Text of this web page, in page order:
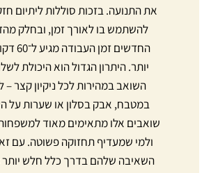
את התנועה. בזכות סוללות ליתיום
להשתמש בו לאורך זמן, ובחלק
החדשים זמן
יותר. היתרון הגדול הוא היכולת
השואב במהירות לכל ניקיון קצר –
במטבח, אבק בסלון או שערות על
שואבים אלו מתאימים מאוד
ולמי שמעדיף תחזוקה פשוטה. עם
השאיבה שלהם בדרך כלל חלש